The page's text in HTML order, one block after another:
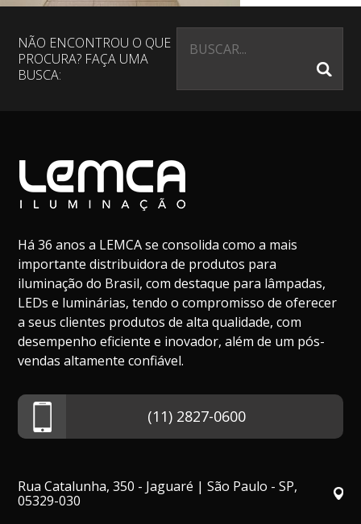
NÃO ENCONTROU O QUE
PROCURA? FAÇA UMA
BUSCA:
Há 36 anos a LEMCA se consolida como a mais
importante distribuidora de produtos para
iluminação do Brasil, com destaque para lâmpadas,
LEDs e luminárias, tendo o compromisso de oferecer
a seus clientes produtos de alta qualidade, com
desempenho eficiente e inovador, além de um pós-
vendas altamente confiável.
(11) 2827-0600
Rua Catalunha, 350 - Jaguaré | São Paulo - SP,
05329-030